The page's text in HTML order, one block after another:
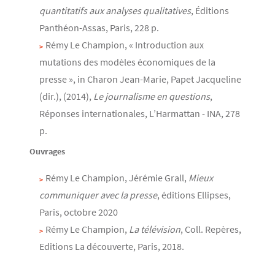
quantitatifs aux analyses qualitatives, Éditions
Panthéon-Assas, Paris, 228 p.
Rémy Le Champion, « Introduction aux
mutations des modèles économiques de la
presse », in Charon Jean-Marie, Papet Jacqueline
(dir.), (2014), Le journalisme en questions,
Réponses internationales, L’Harmattan - INA, 278
p.
Ouvrages
Rémy Le Champion, Jérémie Grall, Mieux
communiquer avec la presse, éditions Ellipses,
Paris, octobre 2020
Rémy Le Champion, La télévision, Coll. Repères,
Editions La découverte, Paris, 2018.